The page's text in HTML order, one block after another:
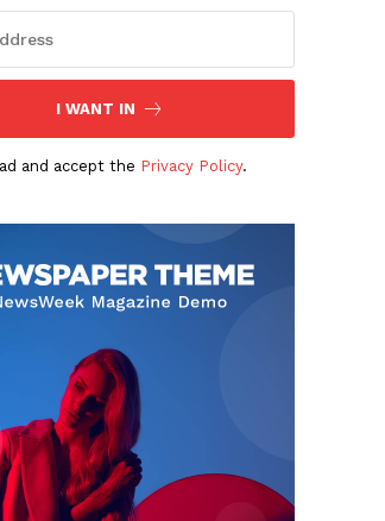
I WANT IN
and accept the Privacy Policy.